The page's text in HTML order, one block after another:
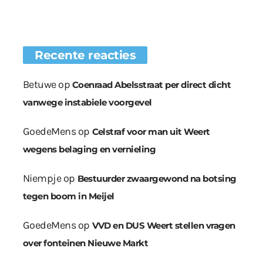
Recente reacties
Betuweop Coenraad Abelsstraat per direct dicht
vanwege instabiele voorgevel
GoedeMensop Celstraf voor man uit Weert
wegens belaging en vernieling
Niempjeop Bestuurder zwaargewond na botsing
tegen boom in Meijel
GoedeMensop VVD en DUS Weert stellen vragen
over fonteinen Nieuwe Markt